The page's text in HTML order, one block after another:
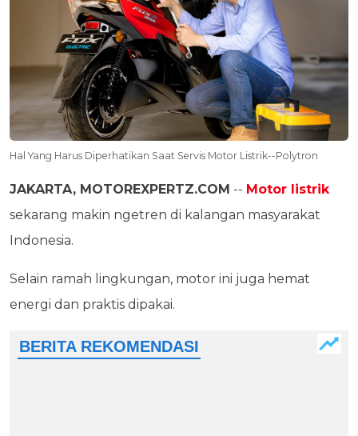
Hal Yang Harus Diperhatikan Saat Servis Motor Listrik--Polytron
JAKARTA, MOTOREXPERTZ.COM -- Motor listrik
sekarang makin ngetren di kalangan masyarakat
Indonesia.
Selain ramah lingkungan, motor ini juga hemat
energi dan praktis dipakai.